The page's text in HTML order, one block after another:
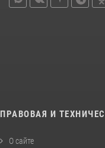
ПРАВОВАЯ И
О сайте